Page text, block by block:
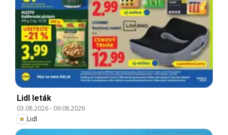
Lidl leták
03.08.2026- 09.08.2026
Lidl